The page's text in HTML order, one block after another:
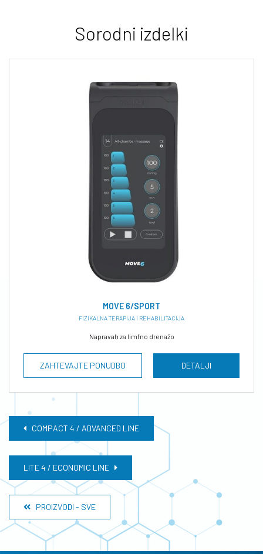
Sorodni izdelki
MOVE 6/SPORT
FIZIKALNA TERAPIJA I REHABILITACIJA
Napravah za limfno drenažo
ZAHTEVAJTE PONUDBO DETALJI
COMPACT 4 / ADVANCED LINE
LITE 4 / ECONOMIC LINE
PROIZVODI - SVE